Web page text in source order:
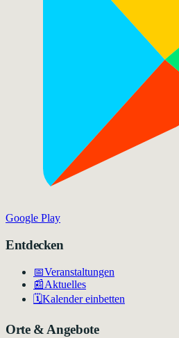
Google Play
Entdecken
📅Veranstaltungen
📰Aktuelles
🗓️Kalender einbetten
Orte & Angebote